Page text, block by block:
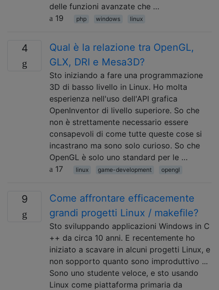
delle funzioni avanzate che …
19
php windows linux
4
Qual è la relazione tra OpenGL,
GLX, DRI e Mesa3D?
Sto iniziando a fare una programmazione
3D di basso livello in Linux. Ho molta
esperienza nell'uso dell'API grafica
OpenInventor di livello superiore. So che
non è strettamente necessario essere
consapevoli di come tutte queste cose si
incastrano ma sono solo curioso. So che
OpenGL è solo uno standard per le …
17
linux game-development opengl
9
Come affrontare efficacemente
grandi progetti Linux / makefile?
Sto sviluppando applicazioni Windows in C
++ da circa 10 anni. E recentemente ho
iniziato a scavare in alcuni progetti Linux, e
non sopporto quanto sono improduttivo ...
Sono uno studente veloce, e sto usando
Linux come piattaforma primaria da